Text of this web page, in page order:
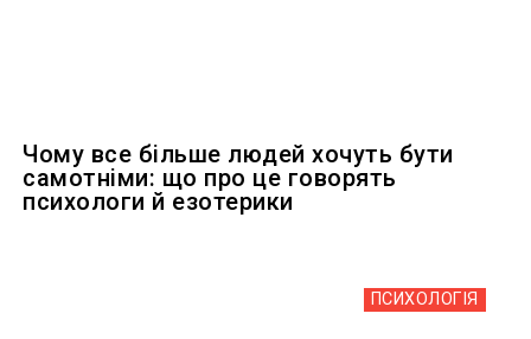
Чому все більше людей хочуть бути
самотніми: що про це говорять
психологи й езотерики
ПСИХОЛОГІЯ